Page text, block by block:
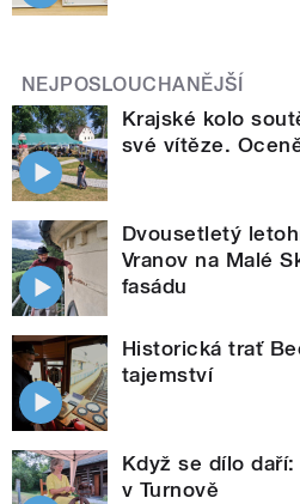
NEJPOSLOUCHANĚJŠÍ
Krajské kolo
své vítěze.
Dvousetletý
Vranov na Malé
fasádu
Historická trať
tajemství
Když se dílo
v Turnově